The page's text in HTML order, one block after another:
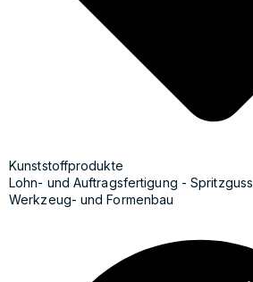
Kunststoffprodukte
Lohn- und Auftragsfertigung - Spritzguss
Werkzeug- und Formenbau